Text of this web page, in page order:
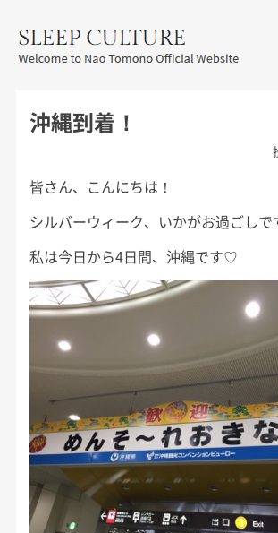
CULTURE
沖縄到着！
皆さん、こんにちは！
シルバーウィーク、いかがお過ごしで
私は今日から4日間、沖縄です♡